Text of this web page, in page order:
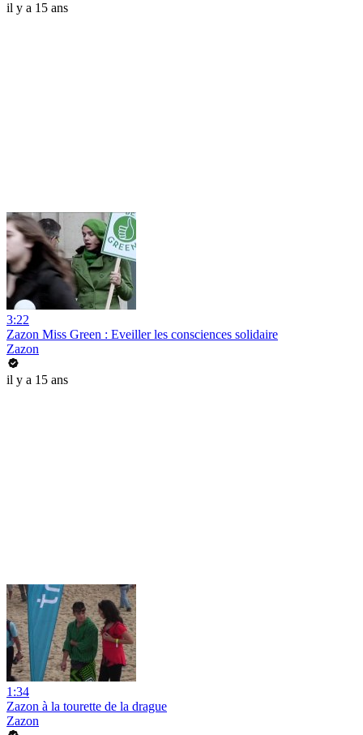
il y a 15 ans
3:22
Zazon Miss Green : Eveiller les consciences solidaire
Zazon
il y a 15 ans
1:34
Zazon à la tourette de la drague
Zazon